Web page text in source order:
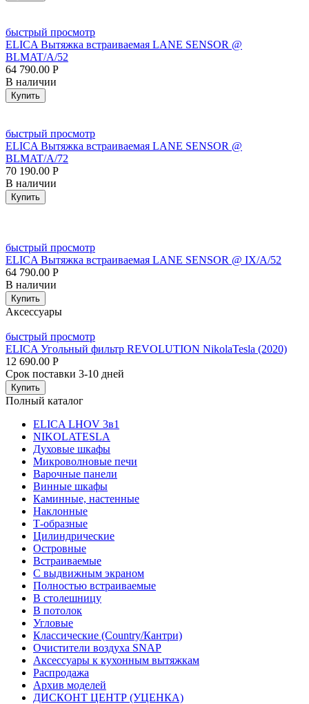
быстрый просмотр
ELICA Вытяжка встраиваемая LANE SENSOR @
BLMAT/A/52
64 790.00 Р
В наличии
Купить
быстрый просмотр
ELICA Вытяжка встраиваемая LANE SENSOR @
BLMAT/A/72
70 190.00 Р
В наличии
Купить
быстрый просмотр
ELICA Вытяжка встраиваемая LANE SENSOR @ IX/A/52
64 790.00 Р
В наличии
Купить
Аксессуары
быстрый просмотр
ELICA Угольный фильтр REVOLUTION NikolaTesla (2020)
12 690.00 Р
Срок поставки 3-10 дней
Купить
Полный каталог
ELICA LHOV 3в1
NIKOLATESLA
Духовые шкафы
Микроволновые печи
Варочные панели
Винные шкафы
Каминные, настенные
Наклонные
Т-образные
Цилиндрические
Островные
Встраиваемые
С выдвижным экраном
Полностью встраиваемые
В столешницу
В потолок
Угловые
Классические (Country/Кантри)
Очистители воздуха SNAP
Аксессуары к кухонным вытяжкам
Распродажа
Архив моделей
ДИСКОНТ ЦЕНТР (УЦЕНКА)